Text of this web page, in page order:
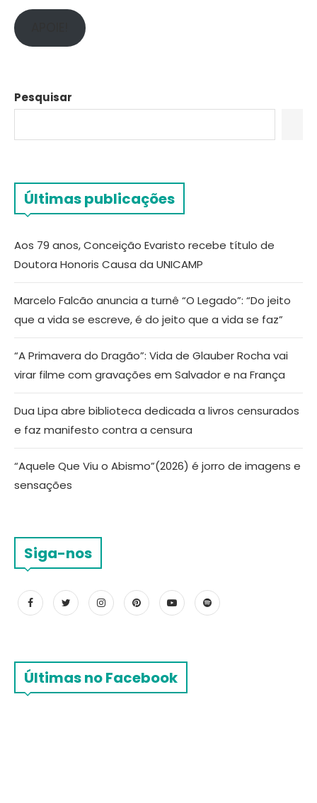
Pesquisar
Últimas publicações
Aos 79 anos, Conceição Evaristo recebe título de
Doutora Honoris Causa da UNICAMP
Marcelo Falcão anuncia a turnê “O Legado”: “Do jeito
que a vida se escreve, é do jeito que a vida se faz”
“A Primavera do Dragão”: Vida de Glauber Rocha vai
virar filme com gravações em Salvador e na França
Dua Lipa abre biblioteca dedicada a livros censurados
e faz manifesto contra a censura
“Aquele Que Viu o Abismo”(2026) é jorro de imagens e
sensações
Siga-nos
Últimas no Facebook